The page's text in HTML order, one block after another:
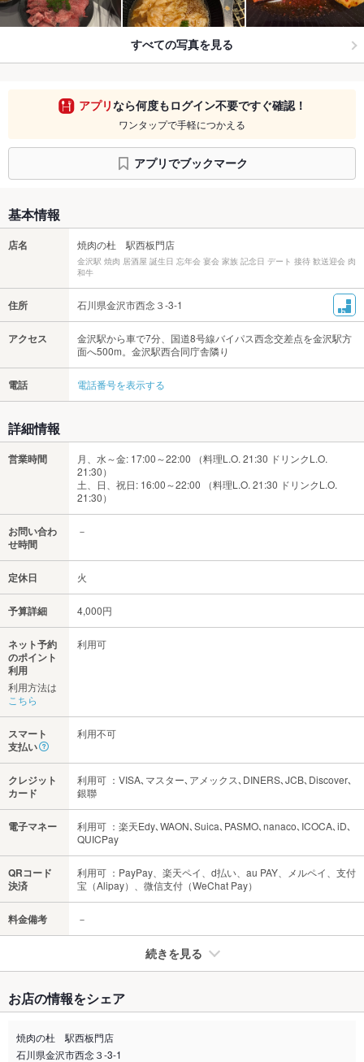
すべての写真を見る
アプリなら何度もログイン不要ですぐ確認！
ワンタップで手軽につかえる
アプリでブックマーク
基本情報
店名 焼肉の杜 駅西板門店
金沢駅 焼肉 居酒屋 誕生日 忘年会 宴会 家族 記念日 デート 接待 歓送迎会 肉
和牛
住所 石川県金沢市西念３-3-1
アクセス
金沢駅から車で7分、国道8号線バイパス西念交差点を金沢駅方
面へ500m。金沢駅西合同庁舎隣り
電話 電話番号を表示する
詳細情報
営業時間
月、水～金: 17:00～22:00 （料理L.O. 21:30 ドリンクL.O.
21:30）
土、日、祝日: 16:00～22:00 （料理L.O. 21:30 ドリンクL.O.
21:30）
お問い合わ
せ時間
－
定休日 火
予算詳細 4,000円
ネット予約
のポイント
利用
利用方法は
こちら
利用可
スマート
支払い
利用不可
クレジット
カード
利用可 ：VISA､マスター､アメックス､DINERS､JCB､Discover､
銀聯
電子マネー
利用可 ：楽天Edy､WAON､Suica､PASMO､nanaco､ICOCA､iD､
QUICPay
QRコード
決済
利用可 ：PayPay、楽天ペイ、d払い、au PAY、メルペイ、支付
宝（Alipay）、微信支付（WeChat Pay）
料金備考 －
続きを見る
禁煙・喫煙 全席禁煙
喫煙専用室 なし
お店の情報をシェア
焼肉の杜 駅西板門店
石川県金沢市西念３-3-1